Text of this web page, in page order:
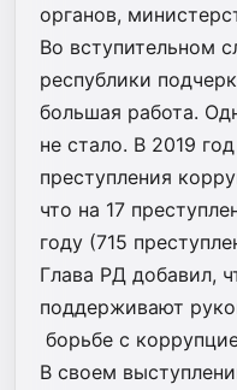
органов,
Во вступительном
республики
большая работа.
не стало. В 2019
преступления
что на 17
году (715
Глава РД добавил,
поддерживают
борьбе с
В своем